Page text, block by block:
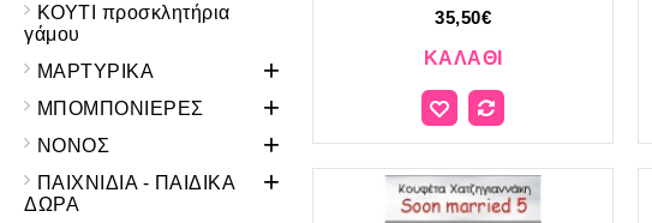
ΚΟΥΤΙ προσκλητήρια
γάμου
ΜΑΡΤΥΡΙΚΑ
+
ΜΠΟΜΠΟΝΙΕΡΕΣ +
ΝΟΝΟΣ +
ΠΑΙΧΝΙΔΙΑ - ΠΑΙΔΙΚΑ
ΔΩΡΑ
+
35,50€
ΚΑΛΆΘΙ